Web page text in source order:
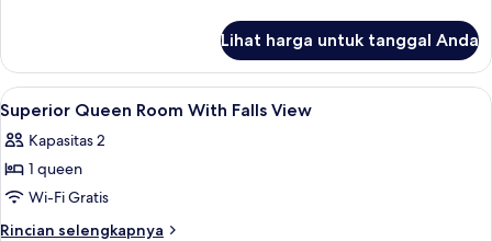
Queen
Suite
Lihat harga untuk tanggal Anda
Lihat
semua
foto
untuk
Superior
Queen
Brankas, ruang kerja ramah laptop,
2
Superior Queen Room With Falls View
Kapasitas 2
1 queen
Wi-Fi Gratis
Rincian selengkapnya
Rincian